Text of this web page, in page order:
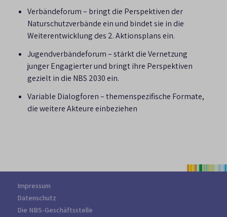
Verbändeforum – bringt die Perspektiven der
Naturschutzverbände ein und bindet sie in die
Weiterentwicklung des 2. Aktionsplans ein.
Jugendverbändeforum – stärkt die Vernetzung
junger Engagierter und bringt ihre Perspektiven
gezielt in die NBS 2030 ein.
Variable Dialogforen – themenspezifische Formate,
die weitere Akteure einbeziehen
Impressum
Datenschutz
Die NBS-Geschäftsstelle